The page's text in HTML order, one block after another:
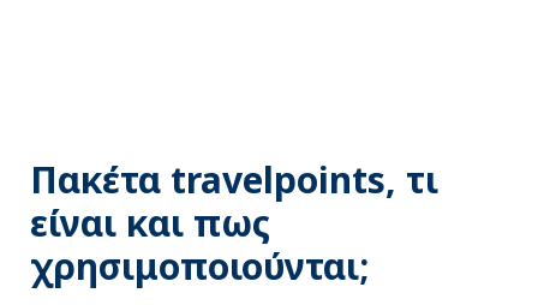
Πακέτα travelpoints, τι
είναι και πως
χρησιμοποιούνται;